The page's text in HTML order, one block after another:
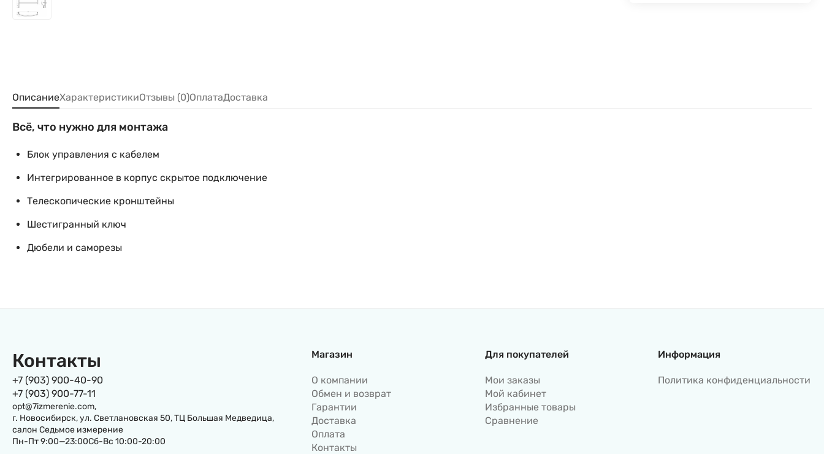
ОписаниеХарактеристикиОтзывы (0)ОплатаДоставка
Всё, что нужно для монтажа
Блок управления с кабелем
Интегрированное в корпус скрытое подключение
Телескопические кронштейны
Шестигранный ключ
Дюбели и саморезы
Контакты
+7 (903) 900-40-90
+7 (903) 900-77-11
opt@7izmerenie.com,
г. Новосибирск, ул. Светлановская 50, ТЦ Большая Медведица,
салон Седьмое измерение
Пн-Пт 9:00—23:00Сб-Вс 10:00-20:00
Магазин
О компании
Обмен и возврат
Гарантии
Доставка
Оплата
Контакты
Для покупателей
Мои заказы
Мой кабинет
Избранные товары
Сравнение
Информация
Политика конфиденциальности